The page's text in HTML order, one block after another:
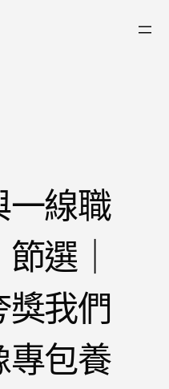
一線職
選｜
獎我們
專包養